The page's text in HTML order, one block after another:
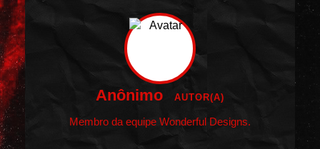
Anônimo AUTOR(A)
Membro da equipe Wonderful Designs.